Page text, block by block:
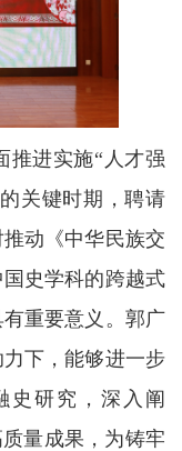
进实施“人才强
关键时期，聘请
动《中华民族交
史学科的跨越式
重要意义。郭广
下，能够进一步
史研究，深入阐
量成果，为铸牢